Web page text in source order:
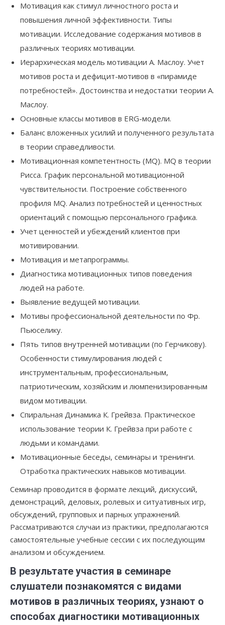
Мотивация как стимул личностного роста и
повышения личной эффективности. Типы
мотивации. Исследование содержания мотивов в
различных теориях мотивации.
Иерархическая модель мотивации А. Маслоу. Учет
мотивов роста и дефицит-мотивов в «пирамиде
потребностей». Достоинства и недостатки теории А.
Маслоу.
Основные классы мотивов в ERG-модели.
Баланс вложенных усилий и полученного результата
в теории справедливости.
Мотивационная компетентность (MQ). MQ в теории
Рисса. График персональной мотивационной
чувствительности. Построение собственного
профиля MQ. Анализ потребностей и ценностных
ориентаций с помощью персонального графика.
Учет ценностей и убеждений клиентов при
мотивировании.
Мотивация и метапрограммы.
Диагностика мотивационных типов поведения
людей на работе.
Выявление ведущей мотивации.
Мотивы профессиональной деятельности по Фр.
Пьюселику.
Пять типов внутренней мотивации (по Герчикову).
Особенности стимулирования людей с
инструментальным, профессиональным,
патриотическим, хозяйским и люмпенизированным
видом мотивации.
Спиральная Динамика К. Грейвза. Практическое
использование теории К. Грейвза при работе с
людьми и командами.
Мотивационные беседы, семинары и тренинги.
Отработка практических навыков мотивации.
Семинар проводится в формате лекций, дискуссий,
демонстраций, деловых, ролевых и ситуативных игр,
обсуждений, групповых и парных упражнений.
Рассматриваются случаи из практики, предполагаются
самостоятельные учебные сессии с их последующим
анализом и обсуждением.
В результате участия в семинаре
слушатели познакомятся с видами
мотивов в различных теориях, узнают о
способах диагностики мотивационных